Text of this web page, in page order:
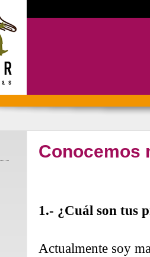
Conocemos
1.- ¿Cuál son tus
Actualmente soy